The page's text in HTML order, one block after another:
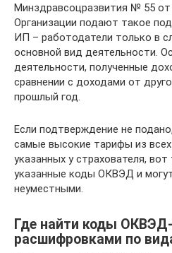
Минздравсоцразвития № 55 от
Организации подают такое
ИП – работодатели только в
основной вид деятельности.
деятельности, полученные
сравнении с доходами от
прошлый год.
Если подтверждение не
самые высокие тарифы из
указанных у страхователя,
указанные коды ОКВЭД и
неуместными.
Где найти коды
расшифровками по